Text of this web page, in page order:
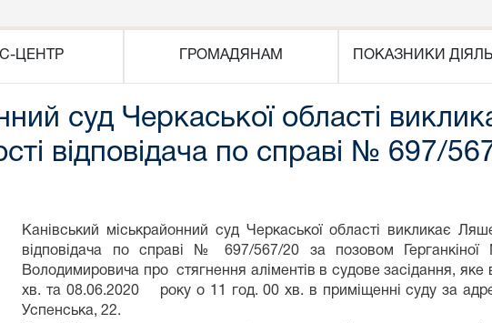
ЦЕНТР ГРОМАДЯНАМ ПОКАЗНИКИ
суд Черкаської області
відповідача по справі № 697/
Канівський міськрайонний суд Черкаської області викликає
відповідача по справі № 697/567/20 за позовом
Володимировича про стягнення аліментів в судове засідання, яке
хв. та 08.06.2020 року о 11 год. 00 хв. в приміщенні суду за
Успенська, 22.